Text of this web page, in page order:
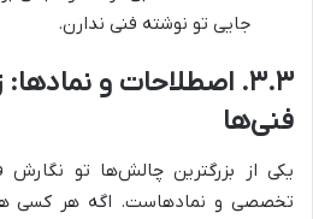
جایی تو نوشته فنی ندارن.
۳.۳. اصطلاحات و
فنی‌ها
یکی از بزرگترین چالش‌ها تو نگارش
تخصصی و نمادهاست. اگه هر کسی